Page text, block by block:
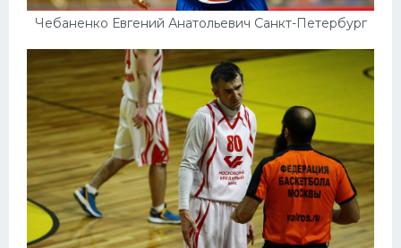
Чебаненко Евгений Анатольевич Санкт-Петербург